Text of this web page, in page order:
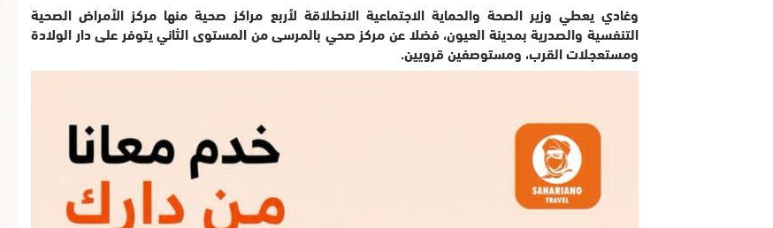
وغادي يعطي وزير الصحة والحماية الاجتماعية الانطلاقة لأربع مراكز صحية منها مركز الأمراض الصحية
التنفسية والصدرية بمدينة العيون، فضلا عن مركز صحي بالمرسى من المستوى الثاني يتوفر على دار الولادة
ومستعجلات القرب، ومستوصفين قرويين.